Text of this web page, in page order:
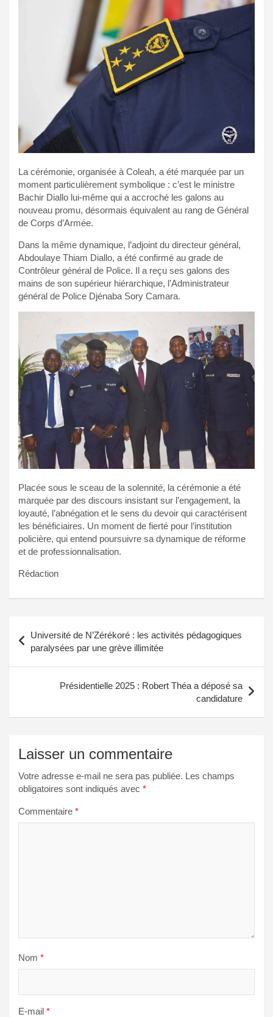
La cérémonie, organisée à Coleah, a été marquée par un
moment particulièrement symbolique : c’est le ministre
Bachir Diallo lui-même qui a accroché les galons au
nouveau promu, désormais équivalent au rang de Général
de Corps d’Armée.
Dans la même dynamique, l’adjoint du directeur général,
Abdoulaye Thiam Diallo, a été confirmé au grade de
Contrôleur général de Police. Il a reçu ses galons des
mains de son supérieur hiérarchique, l’Administrateur
général de Police Djénaba Sory Camara.
Placée sous le sceau de la solennité, la cérémonie a été
marquée par des discours insistant sur l’engagement, la
loyauté, l’abnégation et le sens du devoir qui caractérisent
les bénéficiaires. Un moment de fierté pour l’institution
policière, qui entend poursuivre sa dynamique de réforme
et de professionnalisation.
Rédaction
de
l’article
Université de N’Zérékoré : les activités pédagogiques
paralysées par une grève illimitée
Présidentielle 2025 : Robert Théa a déposé sa
candidature
Laisser un commentaire
Votre adresse e-mail ne sera pas publiée. Les champs
obligatoires sont indiqués avec *
Commentaire *
Nom *
E-mail *